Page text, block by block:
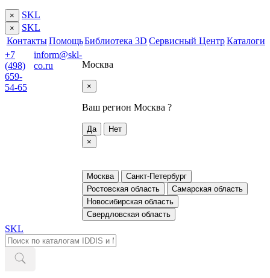
× SKL
×
SKL
КонтактыПомощьБиблиотека 3D Сервисный ЦентрКаталоги
+7
(498)
659-
54-65
inform@skl-
co.ru
Москва
×
Ваш регионМосква ?
Да
Нет
×
Москва
Санкт-Петербург
Ростовская область
Самарская область
Новосибирская область
Свердловская область
SKL